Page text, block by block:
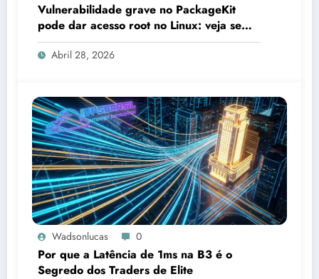
Vulnerabilidade grave no PackageKit
pode dar acesso root no Linux: veja se
seu servidor está exposto
Abril 28, 2026
Wadsonlucas 0
Por que a Latência de 1ms na B3 é o
Segredo dos Traders de Elite